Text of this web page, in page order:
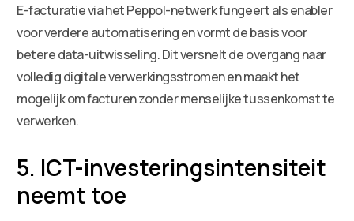
E-facturatie via het Peppol-netwerk fungeert als enabler
voor verdere automatisering en vormt de basis voor
betere data-uitwisseling. Dit versnelt de overgang naar
volledig digitale verwerkingsstromen en maakt het
mogelijk om facturen zonder menselijke tussenkomst te
verwerken.
5. ICT-investeringsintensiteit
neemt toe